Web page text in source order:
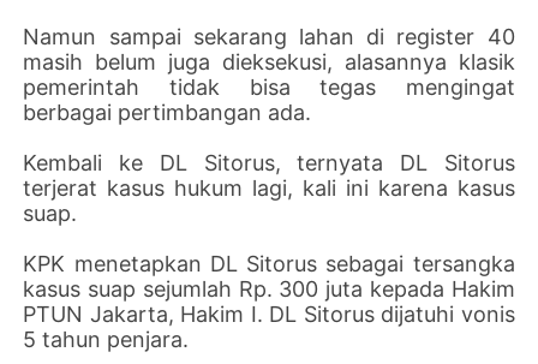
Namun sampai sekarang lahan di register 40
masih belum juga dieksekusi, alasannya klasik
pemerintah tidak bisa tegas mengingat
berbagai pertimbangan ada.
Kembali ke DL Sitorus, ternyata DL Sitorus
terjerat kasus hukum lagi, kali ini karena kasus
suap.
KPK menetapkan DL Sitorus sebagai tersangka
kasus suap sejumlah Rp. 300 juta kepada Hakim
PTUN Jakarta, Hakim I. DL Sitorus dijatuhi vonis
5 tahun penjara.